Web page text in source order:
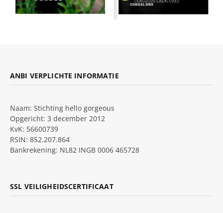
ANBI VERPLICHTE INFORMATIE
Naam: Stichting hello gorgeous
Opgericht: 3 december 2012
KvK: 56600739
RSIN: 852.207.864
Bankrekening: NL82 INGB 0006 465728
SSL VEILIGHEIDSCERTIFICAAT